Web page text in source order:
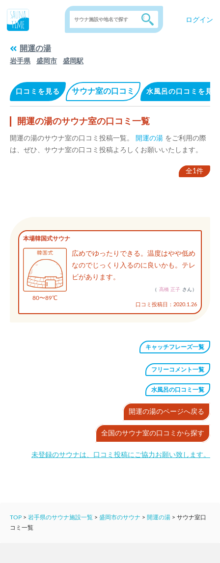
ログイン
開運の湯
岩手県 盛岡市 盛岡駅
口コミを見る サウナ室の口コミ 水風呂の口コミを見る
開運の湯のサウナ室の口コミ一覧
開運の湯のサウナ室の口コミ投稿一覧。 開運の湯 をご利用の際
は、ぜひ、サウナ室の口コミ投稿よろしくお願いいたします。
全1件
本場韓国式サウナ
80〜89℃
広めでゆったりできる。温度はやや低め
なのでじっくり入るのに良いかも。テレ
ビがあります。
（ 高橋 正子 さん）
口コミ投稿日：2020.1.26
キャッチフレーズ一覧
フリーコメント一覧
水風呂の口コミ一覧
開運の湯のページへ戻る
全国のサウナ室の口コミから探す
未登録のサウナは、口コミ投稿にご協力お願い致します。
TOP > 岩手県のサウナ施設一覧 > 盛岡市のサウナ > 開運の湯 > サウナ室口
コミ一覧